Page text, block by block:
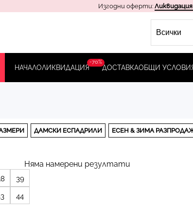
Изгодни оферти:
НАЧАЛОЛИКВИДАЦИЯ
-70%
ДОСТАВКАОБЩИ
ДАМСКИ ЕСПАДРИЛИ ЕСЕН & ЗИМА
39
44
Няма намерени резултати